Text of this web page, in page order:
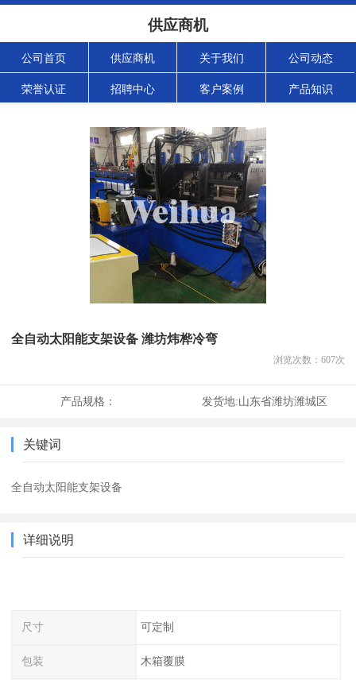
供应商机
公司首页 供应商机 关于我们 公司动态
荣誉认证 招聘中心 客户案例 产品知识
全自动太阳能支架设备 潍坊炜桦冷弯
浏览次数： 607次
产品规格： 发货地:山东省潍坊潍城区
关键词
全自动太阳能支架设备
详细说明
尺寸 可定制
包装 木箱覆膜